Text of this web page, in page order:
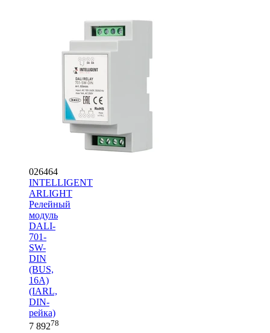
026464
INTELLIGENT
ARLIGHT
Релейный
модуль
DALI-
701-
SW-
DIN
(BUS,
16A)
(IARL,
DIN-
рейка)
7 89278